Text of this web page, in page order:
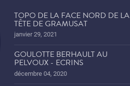
TOPO DE LA FACE NORD DE LA
TÊTE DE GRAMUSAT
janvier 29, 2021
GOULOTTE BERHAULT AU
PELVOUX - ECRINS
décembre 04, 2020